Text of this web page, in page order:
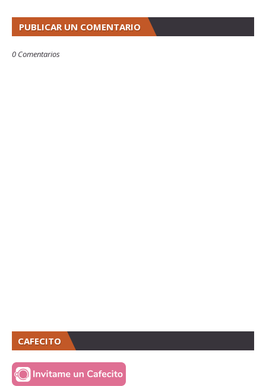
PUBLICAR UN COMENTARIO
0 Comentarios
CAFECITO